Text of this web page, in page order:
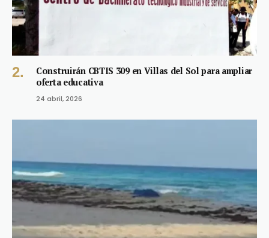
Construirán CBTIS 309 en Villas del Sol para ampliar
oferta educativa
24 abril, 2026